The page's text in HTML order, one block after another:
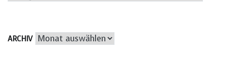
ARCHIV Archiv